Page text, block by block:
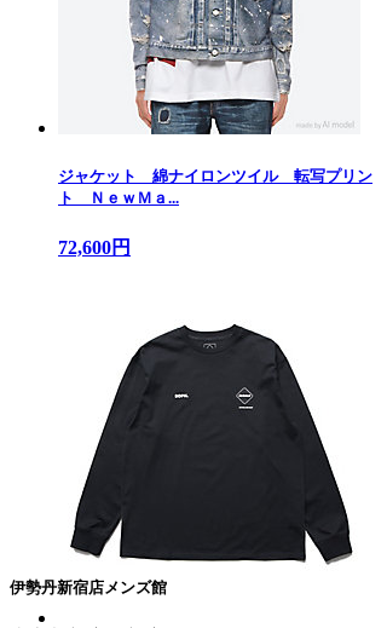
ジャケット 綿ナイロンツイル 転写プリン
ト ＮｅｗＭａ...
72,600円
伊勢丹新宿店メンズ館